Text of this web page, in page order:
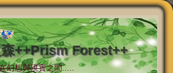
++Prism Forest++
幻想與現實之間.....